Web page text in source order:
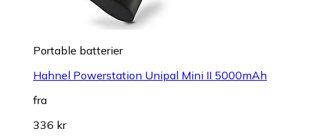
Portable batterier
Hahnel Powerstation Unipal Mini II 5000mAh
fra
336 kr